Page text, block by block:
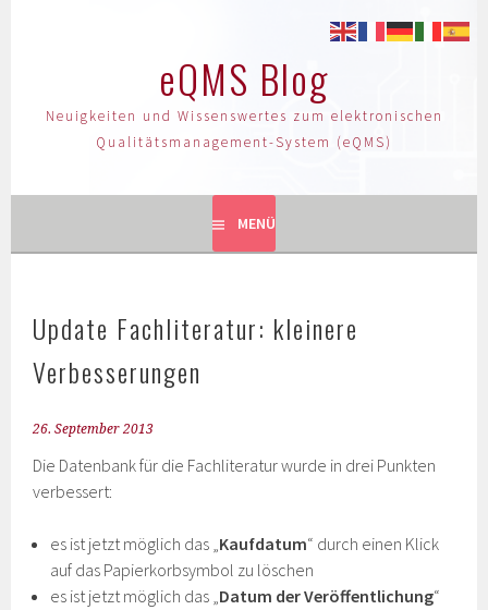
eQMS Blog
Neuigkeiten und Wissenswertes zum elektronischen
Qualitätsmanagement-System (eQMS)
MENÜ
Update Fachliteratur: kleinere
Verbesserungen
26. September 2013
Die Datenbank für die Fachliteratur wurde in drei Punkten
verbessert:
es ist jetzt möglich das „Kaufdatum“ durch einen Klick
auf das Papierkorbsymbol zu löschen
es ist jetzt möglich das „Datum der Veröffentlichung“